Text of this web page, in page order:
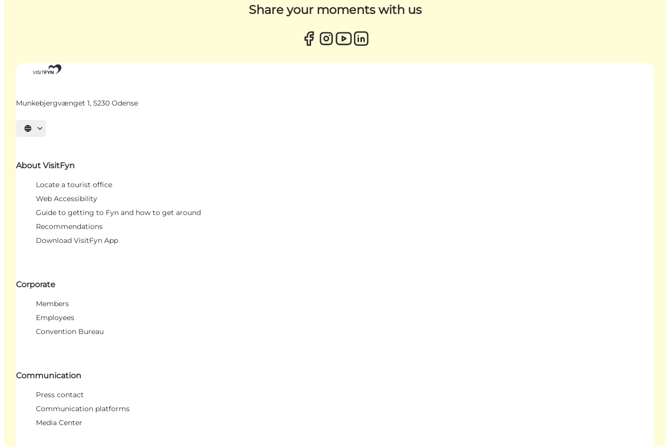
Share your moments with us
Munkebjergvænget 1, 5230 Odense
Select language
About VisitFyn
Locate a tourist office
Web Accessibility
Guide to getting to Fyn and how to get around
Recommendations
Download VisitFyn App
Corporate
Members
Employees
Convention Bureau
Communication
Press contact
Communication platforms
Media Center